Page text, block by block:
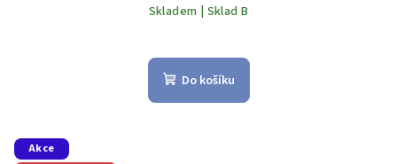
Skladem | Sklad B
Do košíku
Akce